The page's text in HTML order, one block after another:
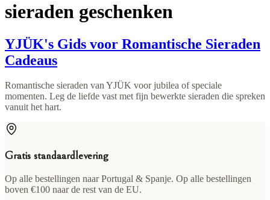
sieraden geschenken
YJÜK's Gids voor Romantische Sieraden
Cadeaus
Romantische sieraden van YJÜK voor jubilea of speciale
momenten. Leg de liefde vast met fijn bewerkte sieraden die spreken
vanuit het hart.
Gratis standaardlevering
Op alle bestellingen naar Portugal & Spanje. Op alle bestellingen
boven €100 naar de rest van de EU.